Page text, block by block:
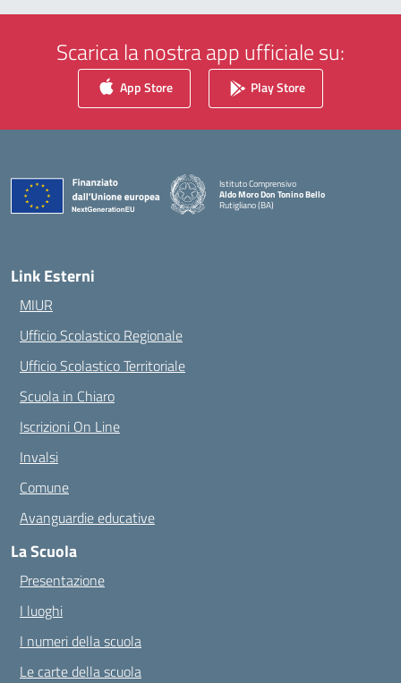
Scarica la nostra app ufficiale su:
App Store Play Store
Istituto Comprensivo
Aldo Moro Don Tonino Bello
Rutigliano (BA)
— Visita la pagina iniziale della scuola
Link Esterni
MIUR
Ufficio Scolastico Regionale
Ufficio Scolastico Territoriale
Scuola in Chiaro
Iscrizioni On Line
Invalsi
Comune
Avanguardie educative
La Scuola
Presentazione
I luoghi
I numeri della scuola
Le carte della scuola